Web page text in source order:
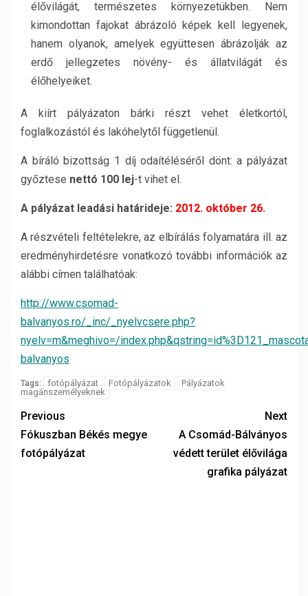
élővilágát, természetes környezetükben. Nem
kimondottan fajokat ábrázoló képek kell legyenek,
hanem olyanok, amelyek együttesen ábrázolják az
erdő jellegzetes növény- és állatvilágát és
élőhelyeiket.
A kiírt pályázaton bárki részt vehet életkortól,
foglalkozástól és lakóhelytől függetlenül.
A bíráló bizottság 1 díj odaítéléséről dönt: a pályázat
győztese nettó 100 lej-t vihet el.
A pályázat leadási határideje: 2012. október 26.
A részvételi feltételekre, az elbírálás folyamatára ill. az
eredményhirdetésre vonatkozó további információk az
alábbi címen találhatóak:
http://www.csomad-
balvanyos.ro/_inc/_nyelvcsere.php?
nyelv=m&meghivo=/
balvanyos
Tags: fotópályázat Fotópályázatok
Pályázatok
magánszemélyeknek
Previous
Fókuszban Békés megye
fotópályázat
Next
A Csomád-Bálványos
védett terület élővilága
grafika pályázat